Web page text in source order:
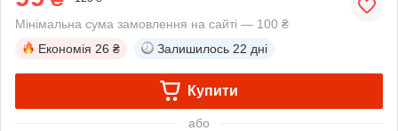
Мінімальна сума замовлення на сайті — 100 ₴
Економія 26 ₴ Залишилось 22 дні
Купити
або